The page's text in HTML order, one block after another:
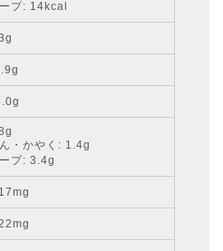
プ: 14kcal
・かやく: 1.4g
プ: 3.4g